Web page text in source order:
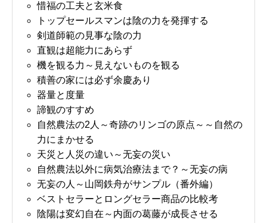
惜福の工夫と玄米食
トップセールスマンは陰の力を発揮する
剣道師範の見事な陰の力
直観は超能力にあらず
機を観る力～見えないものを観る
積善の家には必ず余慶あり
器量と度量
諦観のすすめ
自然農法の2人～奇跡のリンゴの原点～～自然の
力にまかせる
天災と人災の違い～无妄の災い
自然農法以外に病気治療法まで？～无妄の病
无妄の人～山岡鉄舟がサンプル（番外編）
ベストセラーとロングセラー商品の比較考
陰陽は変幻自在～内面の葛藤が成長させる